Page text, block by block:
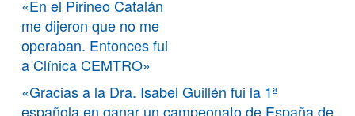
«En el Pirineo Catalán
me dijeron que no me
operaban. Entonces fui
a Clínica CEMTRO»
«Gracias a la Dra. Isabel Guillén fui la 1ª
española en ganar un campeonato de España de